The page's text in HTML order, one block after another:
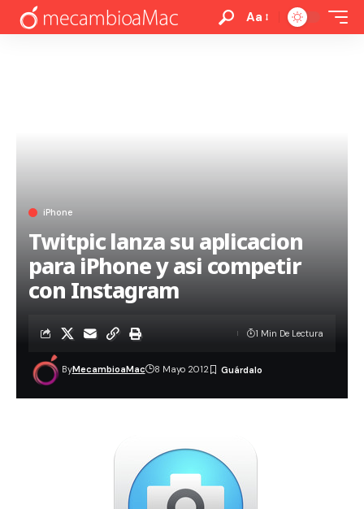
Aa
iPhone
Twitpic lanza su aplicacion
para iPhone y asi competir
con Instagram
ByMecambioaMac 8 Mayo 2012
1 Min De Lectura